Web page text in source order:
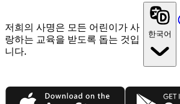
저희의 사명은 모든 어린이가 사
랑하는 교육을 받도록 돕는 것입
니다.
한국어
App Store Google Play